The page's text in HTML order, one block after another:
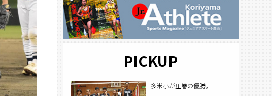
PICKUP
多米小が圧巻の優勝。